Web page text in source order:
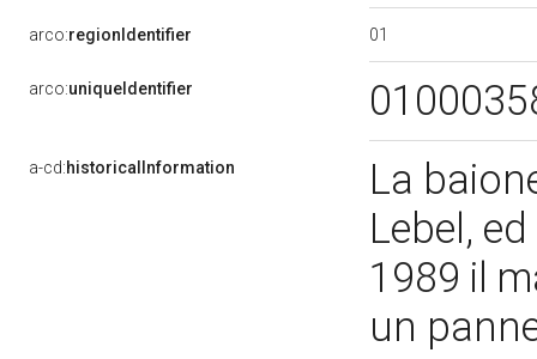
arco:regionIdentifier 01
arco:uniqueIdentifier
a-cd:historicalInformation
La
Lebel,
1989 il
un